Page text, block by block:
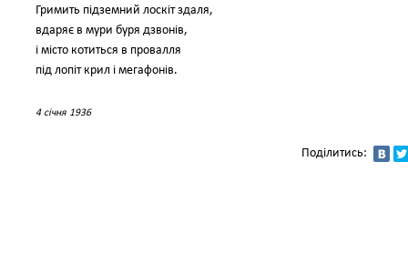
Гримить підземний лоскіт здаля,
вдаряє в мури буря дзвонів,
і місто котиться в провалля
під лопіт крил і мегафонів.
4 січня 1936
Поділитись: